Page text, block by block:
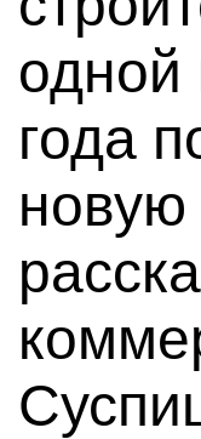
одной
года